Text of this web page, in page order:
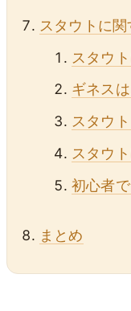
スタウトに
スタウ
ギネス
スタウ
スタウ
初心者
まとめ